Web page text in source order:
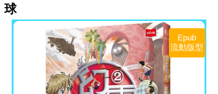
球
Epub
流動版型